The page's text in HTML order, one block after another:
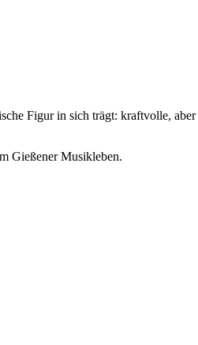
Figur in sich trägt: kraftvolle,
Gießener Musikleben.